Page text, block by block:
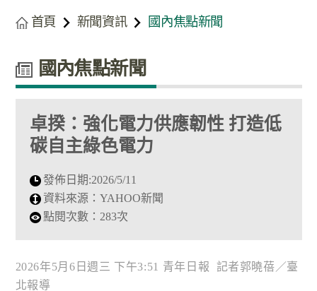
首頁 新聞資訊 國內焦點新聞
國內焦點新聞
卓揆：強化電力供應韌性 打造低
碳自主綠色電力
發佈日期:2026/5/11
資料來源： YAHOO新聞
點閱次數： 283次
2026年5月6日週三 下午3:51 青年日報 記者郭曉蓓／臺
北報導